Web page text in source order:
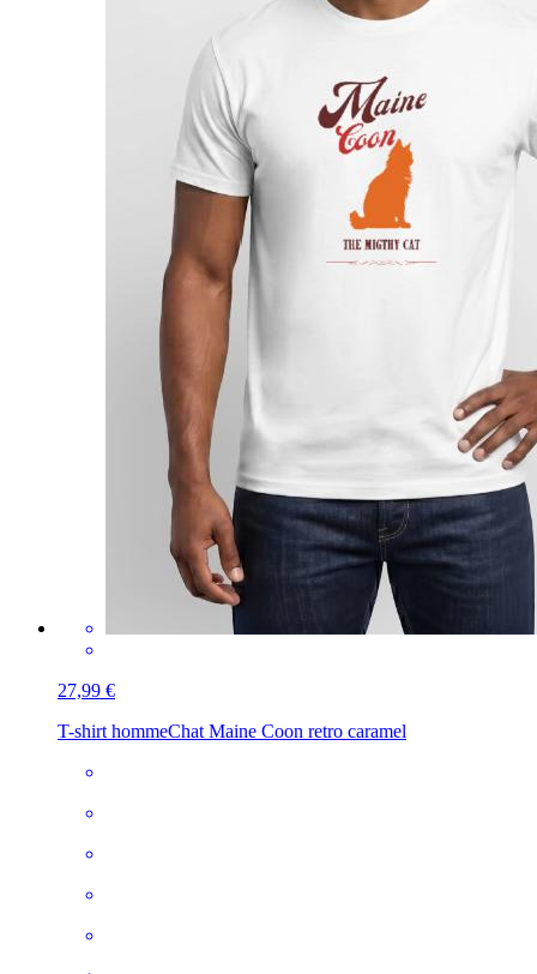
27,99 €
T-shirt hommeChat Maine Coon retro caramel